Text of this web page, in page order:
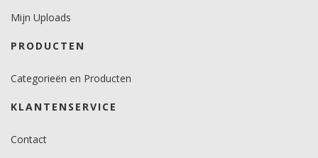
Mijn Uploads
PRODUCTEN
Categorieën en Producten
KLANTENSERVICE
Contact